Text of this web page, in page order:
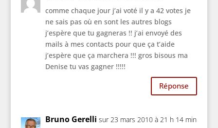
comme chaque jour j’ai voté il y a 42 votes je
ne sais pas où en sont les autres blogs
j’espère que tu gagneras !! j’ai envoyé des
mails à mes contacts pour que ça t’aide
j’espère que ça marchera !!! gros bisous ma
Denise tu vas gagner !!!!!
Réponse
Bruno Gerelli sur 23 mars 2010 à 21 h 14 min